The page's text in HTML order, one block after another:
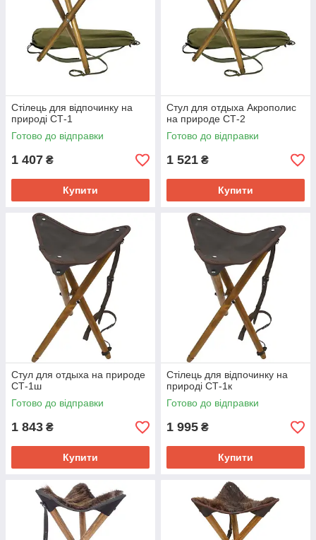
Стілець для відпочинку на
природі СТ-1
Готово до відправки
1 407 ₴
Купити
Стул для отдыха Акрополис
на природе СТ-2
Готово до відправки
1 521 ₴
Купити
Стул для отдыха на природе
CТ-1ш
Готово до відправки
1 843 ₴
Купити
Стілець для відпочинку на
природі СТ-1к
Готово до відправки
1 995 ₴
Купити